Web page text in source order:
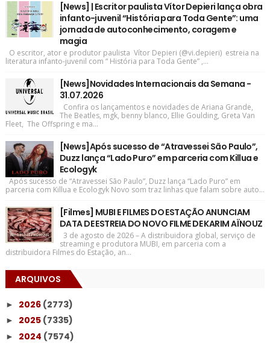
[News] | Escritor paulista Vítor Depieri lança obra
infanto-juvenil “História para Toda Gente”: uma
jornada de autoconhecimento, coragem e
magia
O escritor, ator e produtor paulista Vítor Depieri (@vi.depieri) estreia na
literatura infanto-juvenil com “ História para Toda Gente” ,...
[News]Novidades Internacionais da Semana -
31.07.2026
Confira os lançamentos e novidades de Ariana Grande,
The Beatles, mgk, benny blanco, Ellie Goulding, Greta Van
Fleet, The Offspring e ma...
[News]Após sucesso de “Atravessei São Paulo”,
Duzz lança “Lado Puro” em parceria com Killua e
Ecologyk
Após sucesso de “Atravessei São Paulo”, Duzz lança “Lado Puro” em
parceria com Killua e Ecologyk Novo som traz linhas que falam sobre auto...
[Filmes] MUBI E FILMES DO ESTAÇÃO ANUNCIAM
DATA DE ESTREIA DO NOVO FILME DE KARIM AÏNOUZ
3 de agosto de 2026 – A distribuidora global, serviço de
streaming e produtora MUBI, em parceria com a
distribuidora Filmes do Estação, an...
ARQUIVOS
► 2026 (2773)
► 2025 (7335)
► 2024 (7574)